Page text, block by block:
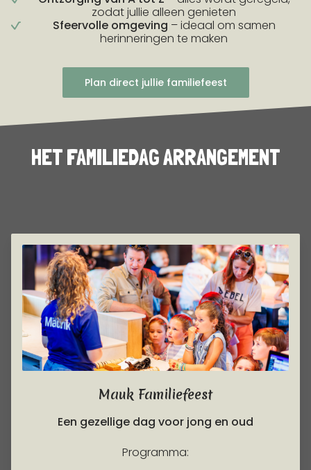
zodat jullie alleen genieten
Sfeervolle omgeving – ideaal om samen
herinneringen te maken
Plan direct jullie familiefeest
HET FAMILIEDAG ARRANGEMENT
Mauk Familiefeest
Een gezellige dag voor jong en oud
Programma: